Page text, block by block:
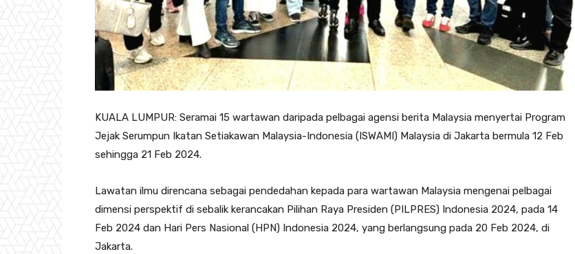
KUALA LUMPUR: Seramai 15 wartawan daripada pelbagai agensi berita Malaysia menyertai Program
Jejak Serumpun Ikatan Setiakawan Malaysia-Indonesia (ISWAMI) Malaysia di Jakarta bermula 12 Feb
sehingga 21 Feb 2024.
Lawatan ilmu direncana sebagai pendedahan kepada para wartawan Malaysia mengenai pelbagai
dimensi perspektif di sebalik kerancakan Pilihan Raya Presiden (PILPRES) Indonesia 2024, pada 14
Feb 2024 dan Hari Pers Nasional (HPN) Indonesia 2024, yang berlangsung pada 20 Feb 2024, di
Jakarta.